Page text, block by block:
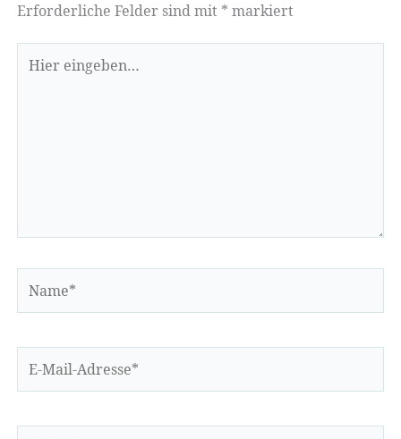
Erforderliche Felder sind mit * markiert
eingeben…
Mail-